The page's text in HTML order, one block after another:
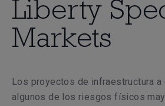
Liberty
Markets
Los proyectos de infraestructura a
algunos de los riesgos físicos